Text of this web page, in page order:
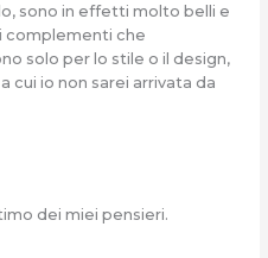
sono in effetti molto belli e
complementi che
solo per lo stile o il design,
cui io non sarei arrivata da
dei miei pensieri.